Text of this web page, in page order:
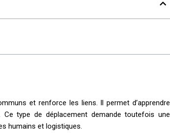
et renforce les liens. Il permet d’apprendre
type de déplacement demande toutefois une
humains et logistiques.